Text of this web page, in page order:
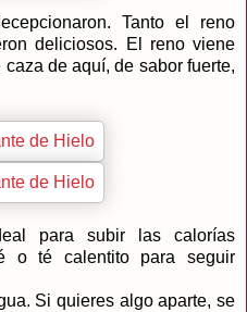
Tanto el reno
deliciosos. El reno viene
de aquí, de sabor fuerte,
para subir las calorías
o té calentito para seguir
Si quieres algo aparte, se